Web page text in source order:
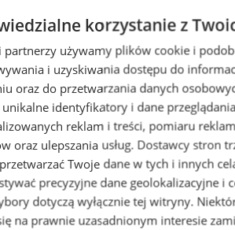
korzystanie z
partnerzy używamy plików cookie i
i uzyskiwania dostępu do
oraz do przetwarzania danych
unikalne identyfikatory i dane
reklam i treści, pomiaru
oraz ulepszania usług. Dostawcy stron
Twoje dane w tych i innych
precyzyjne dane geolokalizacyjne i
dotyczą wyłącznie tej witryny.
na prawnie uzasadnionym interesie